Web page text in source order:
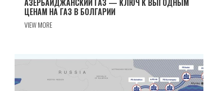
АЗЕРБАЙДЖАНСКИЙ ГАЗ — КЛЮЧ К ВЫГОДНЫМ
ЦЕНАМ НА ГАЗ В БОЛГАРИИ
VIEW MORE